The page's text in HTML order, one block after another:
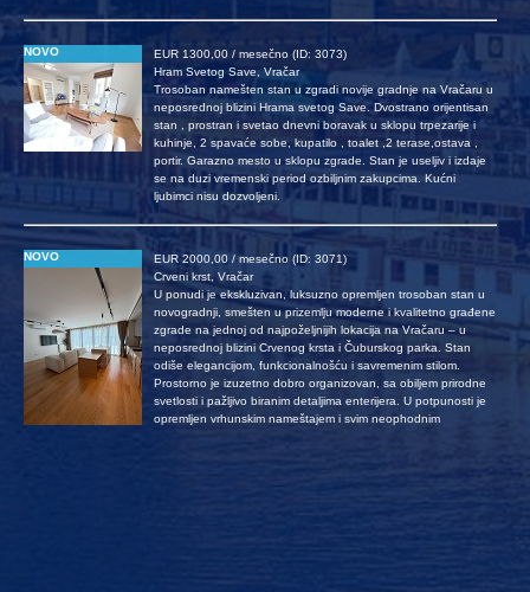
NOVO
EUR 1300,00 / mesečno (ID: 3073)
Hram Svetog Save, Vračar
Trosoban namešten stan u zgradi novije gradnje na Vračaru u
neposrednoj blizini Hrama svetog Save. Dvostrano orijentisan
stan , prostran i svetao dnevni boravak u sklopu trpezarije i
kuhinje, 2 spavaće sobe, kupatilo , toalet ,2 terase,ostava ,
portir. Garazno mesto u sklopu zgrade. Stan je useljiv i izdaje
se na duzi vremenski period ozbiljnim zakupcima. Kućni
ljubimci nisu dozvoljeni.
NOVO
EUR 2000,00 / mesečno (ID: 3071)
Crveni krst, Vračar
U ponudi je ekskluzivan, luksuzno opremljen trosoban stan u
novogradnji, smešten u prizemlju moderne i kvalitetno građene
zgrade na jednoj od najpoželjnijih lokacija na Vračaru – u
neposrednoj blizini Crvenog krsta i Čuburskog parka. Stan
odiše elegancijom, funkcionalnošću i savremenim stilom.
Prostorno je izuzetno dobro organizovan, sa obiljem prirodne
svetlosti i pažljivo biranim detaljima enterijera. U potpunosti je
opremljen vrhunskim nameštajem i svim neophodnim